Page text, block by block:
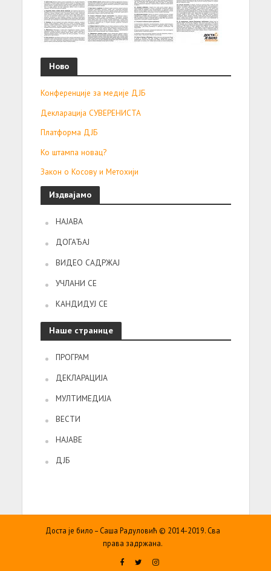
Ново
Конференције за медије ДЈБ
Декларација СУВЕРЕНИСТА
Платформа ДЈБ
Ко штампа новац?
Закон о Косову и Метохији
Издвајамо
НАЈАВА
ДОГАЂАЈ
ВИДЕО САДРЖАЈ
УЧЛАНИ СЕ
КАНДИДУЈ СЕ
Наше странице
ПРОГРАМ
ДЕКЛАРАЦИЈА
МУЛТИМЕДИЈА
ВЕСТИ
НАЈАВЕ
ДЈБ
Доста је било – Саша Радуловић © 2014-2019. Сва
права задржана.